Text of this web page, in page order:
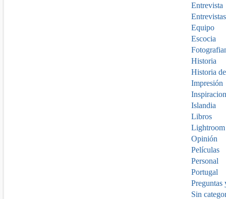
Entrevista
Entrevistas
Equipo
Escocia
Historia
Historia
Impresión
Islandia
Libros
Lightroom
Opinión
Películas
Personal
Portugal
Preguntas
Sin